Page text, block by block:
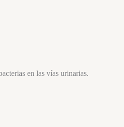
en las vías urinarias.